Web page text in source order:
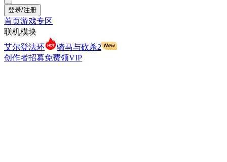
登录/注册
首页游戏专区
联机模块
艾尔登法环
骑马与砍杀2
创作者招募免费领VIP